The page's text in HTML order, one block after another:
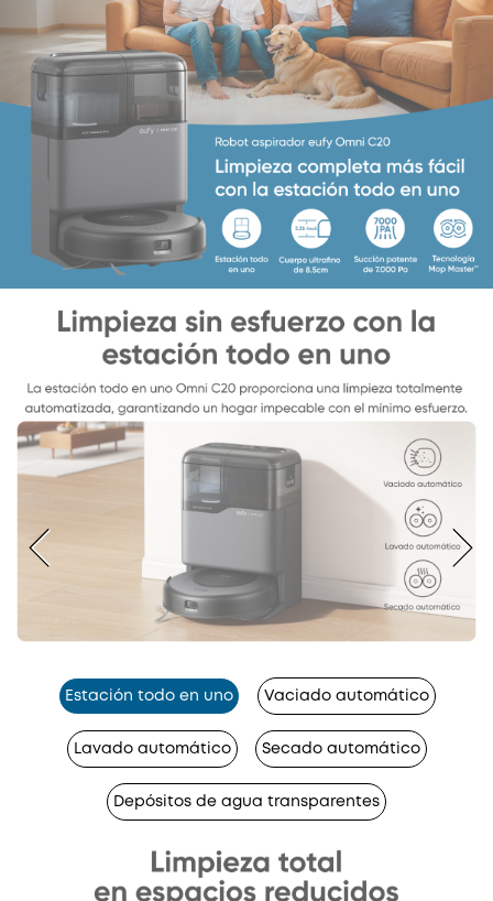
Estación todo en uno Vaciado automático
Lavado automático Secado automático
Depósitos de agua transparentes